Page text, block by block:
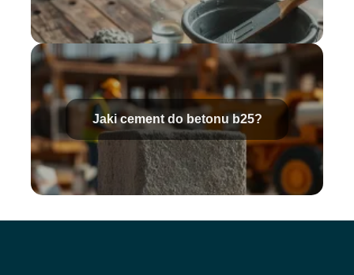
Jaki cement do betonu b25?